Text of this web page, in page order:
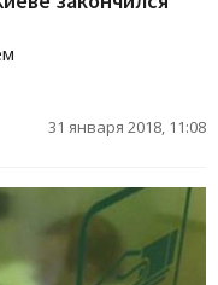
31 января 2018, 11:08